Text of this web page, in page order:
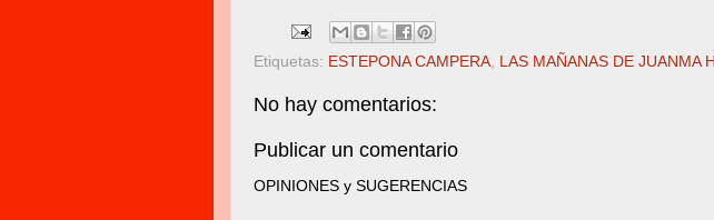
Etiquetas: ESTEPONA CAMPERA LAS MAÑANAS DE JUANMA
No hay comentarios:
Publicar un comentario
OPINIONES y SUGERENCIAS